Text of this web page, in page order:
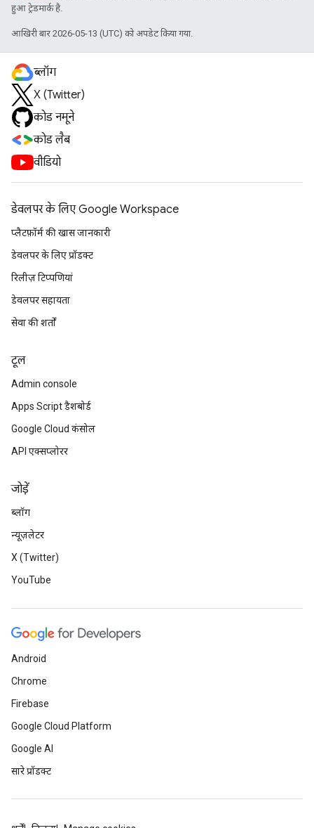
हुआ ट्रेडमार्क है.
आखिरी बार 2026-05-13 (UTC) को अपडेट किया गया.
ब्लॉग
X (Twitter)
कोड नमूने
कोड लैब
वीडियो
डेवलपर के लिए Google Workspace
प्लैटफ़ॉर्म की खास जानकारी
डेवलपर के लिए प्रॉडक्ट
रिलीज़ टिप्पणियां
डेवलपर सहायता
सेवा की शर्तों
टूल
Admin console
Apps Script डैशबोर्ड
Google Cloud कंसोल
API एक्सप्लोरर
जोड़ें
ब्लॉग
न्यूज़लेटर
X (Twitter)
YouTube
Android
Chrome
Firebase
Google Cloud Platform
Google AI
सारे प्रॉडक्ट